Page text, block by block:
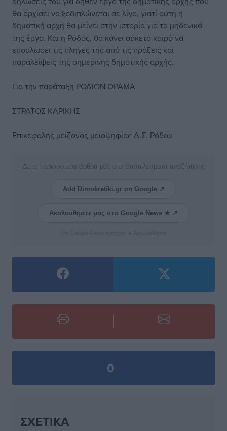
θα αρχίσει να ξεδιπλώνεται σε λίγο, γιατί αυτή η
δημοτική αρχή θα μείνει στην ιστορία για το μηδενικό
της έργο. Και η Ρόδος, θα κάνει αρκετό καιρό να
επουλώσει τις πληγές της από τις πράξεις και
παραλείψεις της σημερινής δημοτικής αρχής.
Για την παράταξη ΡΟΔΙΩΝ ΟΡΑΜΑ
ΣΤΡΑΤΟΣ ΚΑΡΙΚΗΣ
Επικεφαλής μείζονος μειοψηφίας Δ.Σ. Ρόδου
Δείτε περισσότερα άρθρα μας στα αποτελέσματα αναζήτησης
Add Dimokratiki.gr on Google ↗
Ακολουθήστε μας στο Google News ★ ↗
0
ΣΧΕΤΙΚΆ